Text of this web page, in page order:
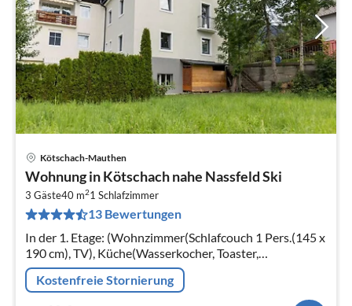
Kötschach-Mauthen
Wohnung in Kötschach nahe Nassfeld Ski
3 Gäste40 m21 Schlafzimmer
13 Bewertungen
In der 1. Etage: (Wohnzimmer(Schlafcouch 1 Pers.(145 x
190 cm), TV), Küche(Wasserkocher, Toaster,
Dunstabzugshaube, Backofen, Kühlschrank),
Schlafzimmer(Doppelbett(160 x 200 cm))
Kostenfreie Stornierung